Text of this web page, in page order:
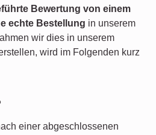
Bewertung von einem
echte Bestellung in unserem
wir dies in unserem
wird im Folgenden kurz
einer abgeschlossenen